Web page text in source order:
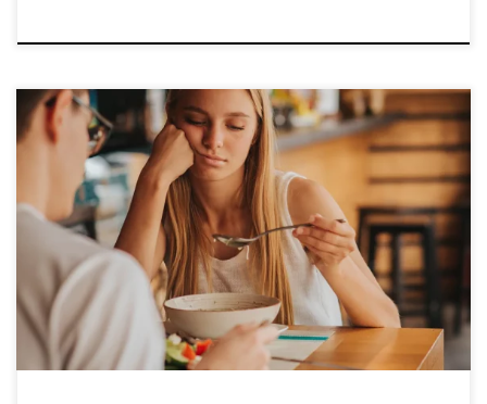
Czy zastanawiałeś się kiedyś, dlaczego konopie
indyjskie mają określony wpływ na organizm ludzki?
Odpowiedź dotyczy układu
endokannabinoidowego — jest to prawdopodobnie
nasz najważniejszy system fizjologiczny służący do
moderowania i utrzymywania ludzkiego
zdrowia.Odkrycie ludzkiego układu
endokannabinoidowego mogłoby nigdy nie
nastąpić, gdyby […]